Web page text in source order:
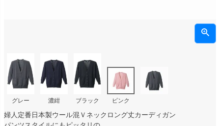
グレー 濃紺 ブラック ピンク
婦人定番日本製ウール混Ｖネックロング丈カーディガン